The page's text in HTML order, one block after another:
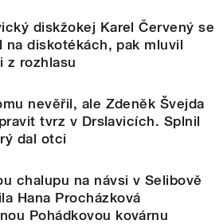
diskžokej Karel Červený se
na diskotékách, pak mluvil
z rozhlasu
nevěřil, ale Zdeněk Švejda
tvrz v Drslavicích. Splnil
dal otci
chalupu na návsi v Selibově
Hana Procházková
Pohádkovou kovárnu